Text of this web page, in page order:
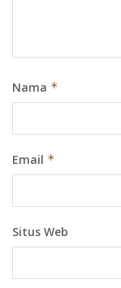
Nama *
Email *
Situs Web